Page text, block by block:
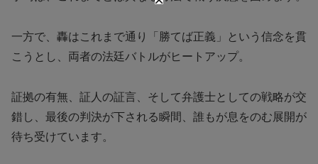
一方で、轟はこれまで通り「勝てば正義」という信念を貫
こうとし、両者の法廷バトルがヒートアップ。
証拠の有無、証人の証言、そして弁護士としての戦略が交
錯し、最後の判決が下される瞬間、誰もが息をのむ展開が
待ち受けています。